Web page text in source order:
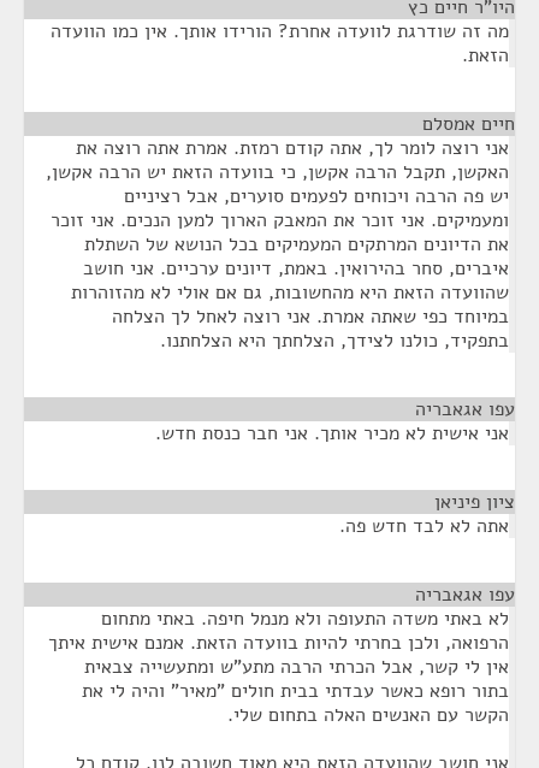
היו"ר חיים כץ
מה זה שודרגת לוועדה אחרת? הורידו אותך. אין כמו הוועדה
הזאת.
חיים אמסלם
אני רוצה לומר לך, אתה קודם רמזת. אמרת אתה רוצה את
האקשן, תקבל הרבה אקשן, כי בוועדה הזאת יש הרבה אקשן,
יש פה הרבה ויכוחים לפעמים סוערים, אבל רציניים
ומעמיקים. אני זוכר את המאבק הארוך למען הנכים. אני זוכר
את הדיונים המרתקים המעמיקים בכל הנושא של השתלת
איברים, סחר בהירואין. באמת, דיונים ערכיים. אני חושב
שהוועדה הזאת היא מהחשובות, גם אם אולי לא מהזוהרות
במיוחד כפי שאתה אמרת. אני רוצה לאחל לך הצלחה
בתפקיד, כולנו לצידך, הצלחתך היא הצלחתנו.
עפו אגאבריה
אני אישית לא מכיר אותך. אני חבר כנסת חדש.
ציון פיניאן
אתה לא לבד חדש פה.
עפו אגאבריה
לא באתי משדה התעופה ולא מנמל חיפה. באתי מתחום
הרפואה, ולכן בחרתי להיות בוועדה הזאת. אמנם אישית איתך
אין לי קשר, אבל הכרתי הרבה מתע"ש ומתעשייה צבאית
בתור רופא כאשר עבדתי בבית חולים "מאיר" והיה לי את
הקשר עם האנשים האלה בתחום שלי.